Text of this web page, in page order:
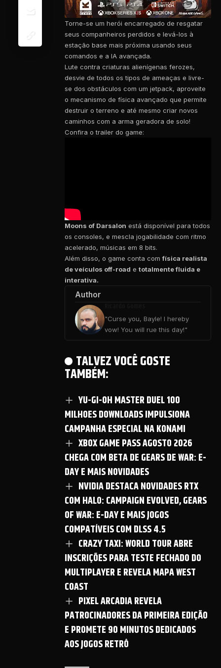
Torne-se um herói encarregado de resgatar
seus companheiros perdidos e levá-los à
estação base mais próxima usando seus
comandos e a IA avançada.
Lute contra criaturas alienígenas ferozes,
desvie de todos os tipos de ameaças e livre-
se dos obstáculos com um jetpack, aproveite
o mecanismo de física avançado que permite
destruir o terreno e até mesmo criar novos
caminhos com a arma geradora de solo!
Confira o trailer do game:
Moons of Darsalon está disponível para todos
os consoles, e mescla jogabilidade com ritmo
acelerado, músicas em 8 bits.
Além disso, o game conta comfísica realista
de veículos off-road e totalmente fluida e
interativa.
Author
"Curse you, Bayle! I hereby
vow! You will rue this day!"
TALVEZ VOCÊ GOSTE
TAMBÉM:
YU-GI-OH MASTER DUEL 100
MILHOES DOWNLOADS IMPULSIONA
CAMPANHA ESPECIAL NA KONAMI
XBOX GAME PASS AGOSTO 2026
CHEGA COM BETA DE GEARS DE WAR: E-
DAY E MAIS NOVIDADES
NVIDIA DESTACA NOVIDADES RTX
COM HALO: CAMPAIGN EVOLVED, GEARS
OF WAR: E-DAY E MAIS JOGOS
COMPATÍVEIS COM DLSS 4.5
CRAZY TAXI: WORLD TOUR ABRE
INSCRIÇÕES PARA TESTE FECHADO DO
MULTIPLAYER E REVELA MAPA WEST
COAST
PIXEL ARCADIA REVELA
PATROCINADORES DA PRIMEIRA EDIÇÃO
E PROMETE 90 MINUTOS DEDICADOS
AOS JOGOS RETRÔ